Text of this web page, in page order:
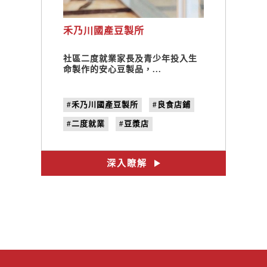
禾乃川國產豆製所
社區二度就業家長及青少年投入生
命製作的安心豆製品，...
#禾乃川國產豆製所 #良食店鋪
#二度就業 #豆漿店
#在地小農
深入瞭解